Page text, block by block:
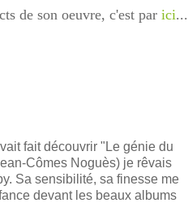
de son oeuvre, c'est par ici...
fait découvrir "Le génie du
Cômes Noguès) je rêvais
Sa sensibilité, sa finesse me
devant les beaux albums